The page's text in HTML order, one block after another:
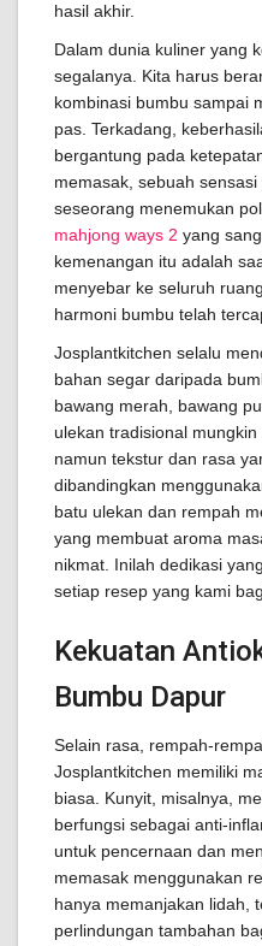
hasil akhir.
Dalam dunia kuliner yang
segalanya. Kita harus
kombinasi bumbu sampai
pas. Terkadang,
bergantung pada
memasak, sebuah
seseorang menemukan
mahjong ways 2 yang
kemenangan itu adalah
menyebar ke seluruh
harmoni bumbu telah
Josplantkitchen selalu
bahan segar daripada
bawang merah, bawang
ulekan tradisional
namun tekstur dan rasa
dibandingkan
batu ulekan dan rempah
yang membuat aroma
nikmat. Inilah dedikasi
setiap resep yang kami
Kekuatan
Bumbu Dapur
Selain rasa, rempah-
Josplantkitchen memiliki
biasa. Kunyit, misalnya,
berfungsi sebagai anti-
untuk pencernaan dan
memasak menggunakan
hanya memanjakan lidah,
perlindungan tambahan